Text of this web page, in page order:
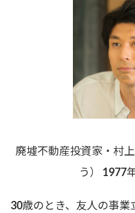
廃墟不動産投資家・村
う） 1977
30歳のとき、友人の事